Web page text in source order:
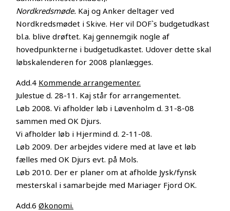
Nordkredsmøde. Kaj og Anker deltager ved
Nordkredsmødet i Skive. Her vil DOF`s budgetudkast
bl.a. blive drøftet. Kaj gennemgik nogle af
hovedpunkterne i budgetudkastet. Udover dette skal
løbskalenderen for 2008 planlægges.
Add.4 Kommende arrangementer.
Julestue d. 28-11. Kaj står for arrangementet.
Løb 2008. Vi afholder løb i Løvenholm d. 31-8-08
sammen med OK Djurs.
Vi afholder løb i Hjermind d. 2-11-08.
Løb 2009. Der arbejdes videre med at lave et løb
fælles med OK Djurs evt. på Mols.
Løb 2010. Der er planer om at afholde Jysk/fynsk
mesterskal i samarbejde med Mariager Fjord OK.
Add.6Økonomi.